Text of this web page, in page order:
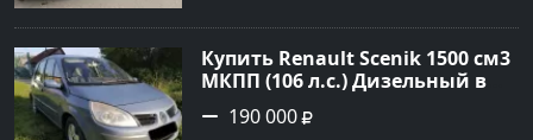
Авторынок23
Купить Renault Scenik 1500 см3
МКПП (106 л.с.) Дизельный в
Белореченск: цвет Голубой
Универсал 2007 года по цене
190 000